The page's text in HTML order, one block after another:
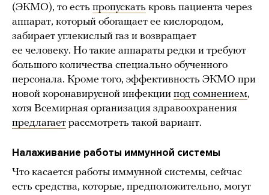
(ЭКМО), то есть пропускать кровь пациента через
аппарат, который обогащает ее кислородом,
забирает углекислый газ и возвращает
ее человеку. Но такие аппараты редки и требуют
большого количества специально обученного
персонала. Кроме того, эффективность ЭКМО при
новой коронавирусной инфекции под сомнением,
хотя Всемирная организация здравоохранения
предлагает рассмотреть такой вариант.
Налаживание работы иммунной системы
Что касается работы иммунной системы, сейчас
есть средства, которые, предположительно, могут